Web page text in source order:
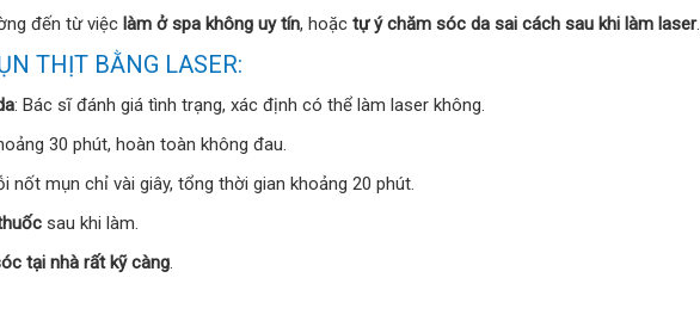
đến từ việc làm ở spa không uy tín, hoặc tự ý chăm sóc da sai cách sau khi làm laser.
THỊT BẰNG LASER:
: Bác sĩ đánh giá tình trạng, xác định có thể làm laser không.
30 phút, hoàn toàn không đau.
nốt mụn chỉ vài giây, tổng thời gian khoảng 20 phút.
sau khi làm.
tại nhà rất kỹ càng.